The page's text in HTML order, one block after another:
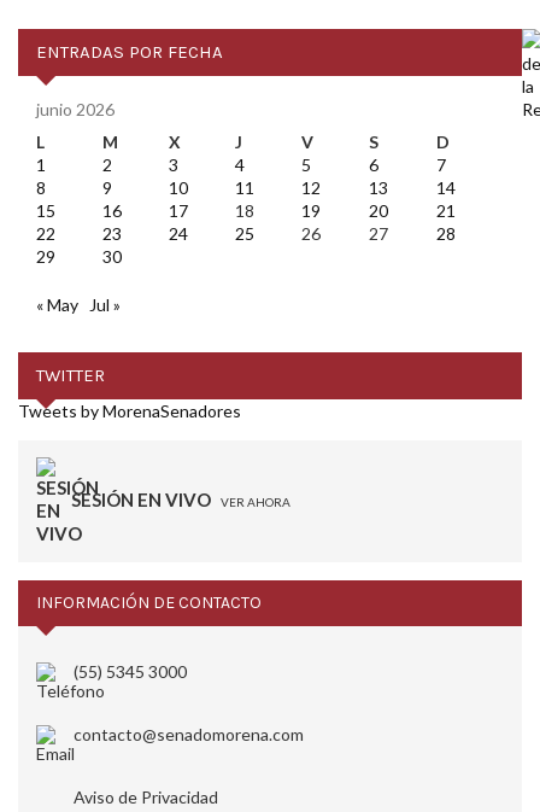
ENTRADAS POR FECHA
junio 2026
L
M X J V S
D
1
2 3 4 5 6
7
8
9 10 11 12 13
14
15
16 17 18 19 20
21
22
23 24 25 26 27
28
29
30
« May Jul »
TWITTER
Tweets by MorenaSenadores
SESIÓN EN VIVO VER AHORA
INFORMACIÓN DE CONTACTO
(55) 5345 3000
contacto@senadomorena.com
Aviso de Privacidad